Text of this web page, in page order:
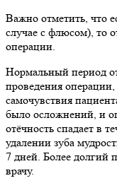
Важно отметить, что
случае с флюсом), то
операции.
Нормальный период
проведения операции,
самочувствия
было осложнений, и
отёчность спадает в
удалении зуба
7 дней. Более долгий
врачу.